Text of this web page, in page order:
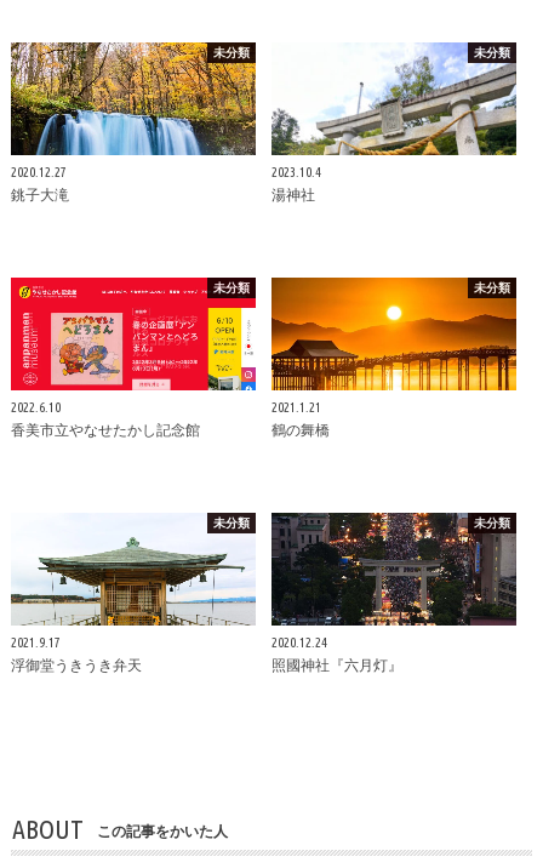
未分類
2020.12.27
銚子大滝
未分類
2023.10.4
湯神社
未分類
2022.6.10
香美市立やなせたかし記念館
未分類
2021.1.21
鶴の舞橋
未分類
2021.9.17
浮御堂うきうき弁天
未分類
2020.12.24
照國神社『六月灯』
ABOUT この記事をかいた人